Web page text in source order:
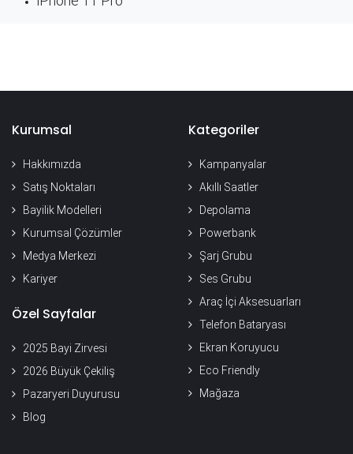
Kurumsal
Hakkımızda
Satış Noktaları
Bayilik Modelleri
Kurumsal Çözümler
Medya Merkezi
Kariyer
Özel Sayfalar
2025 Bayi Zirvesi
2026 Büyük Çekiliş
Pazaryeri Duyurusu
Blog
Kategoriler
Kampanyalar
Akıllı Saatler
Depolama
Powerbank
Şarj Grubu
Ses Grubu
Araç İçi Aksesuarları
Telefon Bataryası
Ekran Koruyucu
Eco Friendly
Mağaza